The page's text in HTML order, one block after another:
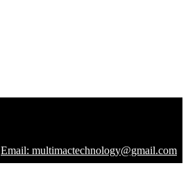
Email: multimactechnology@gmail.com